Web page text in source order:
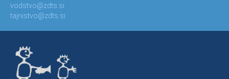
vodstvo@zdts.si
tajnistvo@zdts.si